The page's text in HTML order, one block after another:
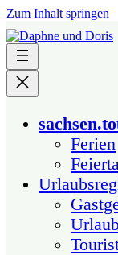
Zum Inhalt springen
Ferien